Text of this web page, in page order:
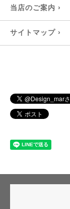
当店のご案内 ›
サイトマップ ›